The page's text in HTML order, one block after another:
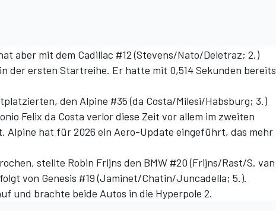
aber mit dem Cadillac #12 (Stevens/Nato/Deletraz; 2.)
der ersten Startreihe. Er hatte mit 0,514 Sekunden bereits
den Alpine #35 (da Costa/Milesi/Habsburg; 3.)
Felix da Costa verlor diese Zeit vor allem im zweiten
Alpine hat für 2026 ein Aero-Update eingeführt, das mehr
stellte Robin Frijns den BMW #20 (Frijns/Rast/S. van
von Genesis #19 (Jaminet/Chatin/Juncadella; 5.).
und brachte beide Autos in die Hyperpole 2.